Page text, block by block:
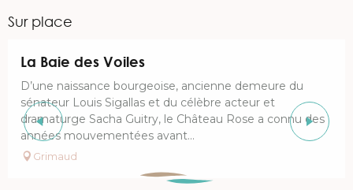
Sur place
La Baie des Voiles
D’une naissance bourgeoise, ancienne demeure du
sénateur Louis Sigallas et du célèbre acteur et
dramaturge Sacha Guitry, le Château Rose a connu des
années mouvementées avant...
Grimaud